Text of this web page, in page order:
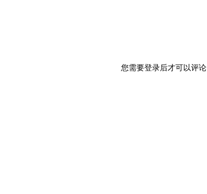
您需要登录后才可以评论